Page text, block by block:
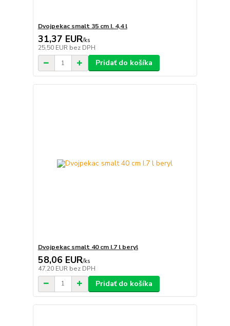
Dvojpekac smalt 35 cm I. 4,4 l
31,37 EUR/ks
25,50 EUR bez DPH
Pridať do košíka
Dvojpekac smalt 40 cm I.7 l beryl
58,06 EUR/ks
47,20 EUR bez DPH
Pridať do košíka